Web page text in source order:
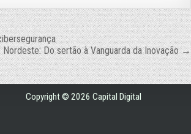
Nordeste: Do sertão à Vanguarda da Inovação →
Copyright © 2026 Capital Digital